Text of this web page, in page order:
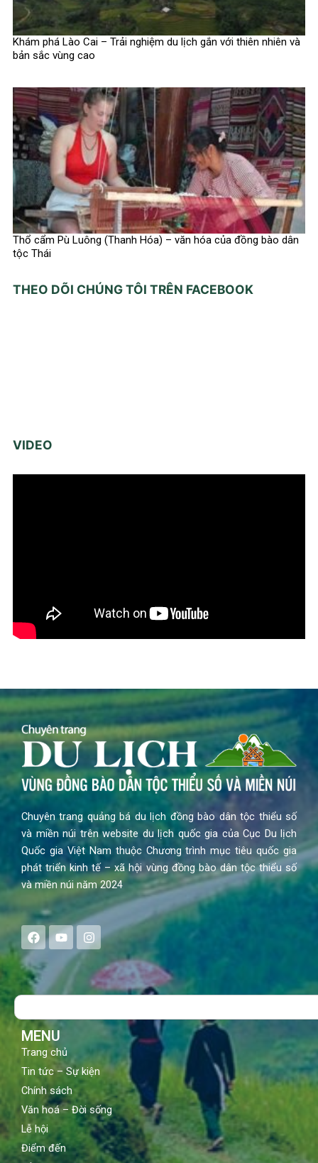
Khám phá Lào Cai – Trải nghiệm du lịch gắn với thiên nhiên và
bản sắc vùng cao
Thổ cẩm Pù Luông (Thanh Hóa) – văn hóa của đồng bào dân
tộc Thái
THEO DÕI CHÚNG TÔI TRÊN FACEBOOK
VIDEO
Chuyên trang quảng bá du lịch đồng bào dân tộc thiểu số
và miền núi trên website du lịch quốc gia của Cục Du lịch
Quốc gia Việt Nam thuộc Chương trình mục tiêu quốc gia
phát triển kinh tế – xã hội vùng đồng bào dân tộc thiểu số
và miền núi năm 2024
F
a
e
b
o
Y
o
t
b
I
n
s
a
g
Search
MENU
Trang chủ
Tin tức – Sự kiện
Chính sách
Văn hoá – Đời sống
Lễ hội
Điểm đến